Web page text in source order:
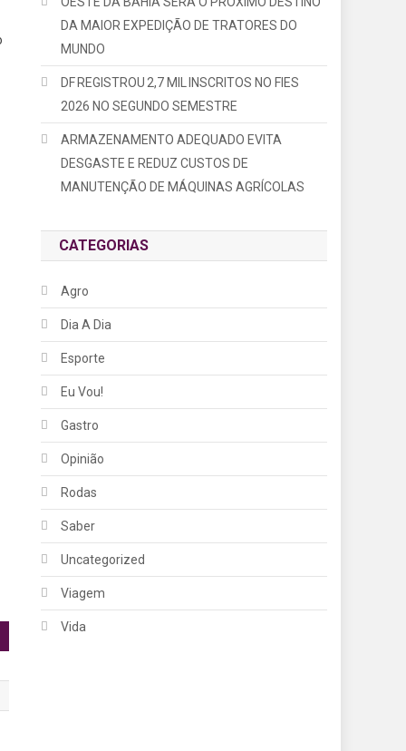
DA MAIOR EXPEDIÇÃO DE TRATORES DO
MUNDO
DF REGISTROU 2,7 MIL INSCRITOS NO FIES
2026 NO SEGUNDO SEMESTRE
ARMAZENAMENTO ADEQUADO EVITA
DESGASTE E REDUZ CUSTOS DE
MANUTENÇÃO DE MÁQUINAS AGRÍCOLAS
CATEGORIAS
Agro
Dia A Dia
Esporte
Eu Vou!
Gastro
Opinião
Rodas
Saber
Uncategorized
Viagem
Vida